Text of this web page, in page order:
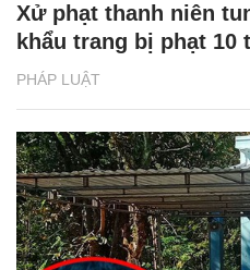
PHÁP LUẬT
Xử phạt thanh niên
khẩu trang bị phạt 10